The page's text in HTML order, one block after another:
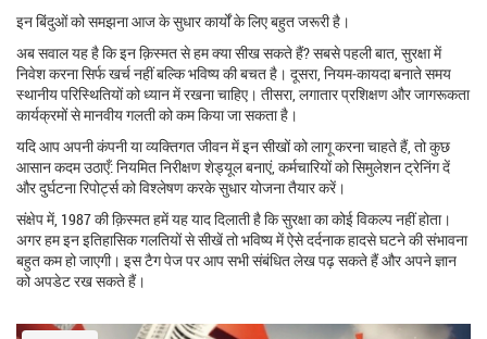
इन बिंदुओं को समझना आज के सुधार कार्यों के लिए बहुत जरूरी है।
अब सवाल यह है कि इन क़िस्मत से हम क्या सीख सकते हैं? सबसे पहली बात, सुरक्षा में
निवेश करना सिर्फ खर्च नहीं बल्कि भविष्य की बचत है। दूसरा, नियम‑कायदा बनाते समय
स्थानीय परिस्थितियों को ध्यान में रखना चाहिए। तीसरा, लगातार प्रशिक्षण और जागरूकता
कार्यक्रमों से मानवीय गलती को कम किया जा सकता है।
यदि आप अपनी कंपनी या व्यक्तिगत जीवन में इन सीखों को लागू करना चाहते हैं, तो कुछ
आसान कदम उठाएँ: नियमित निरीक्षण शेड्यूल बनाएं, कर्मचारियों को सिमुलेशन ट्रेनिंग दें
और दुर्घटना रिपोर्ट्स को विश्लेषण करके सुधार योजना तैयार करें।
संक्षेप में, 1987 की क़िस्मत हमें यह याद दिलाती है कि सुरक्षा का कोई विकल्प नहीं होता।
अगर हम इन इतिहासिक गलतियों से सीखें तो भविष्य में ऐसे दर्दनाक हादसे घटने की संभावना
बहुत कम हो जाएगी। इस टैग पेज पर आप सभी संबंधित लेख पढ़ सकते हैं और अपने ज्ञान
को अपडेट रख सकते हैं।